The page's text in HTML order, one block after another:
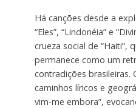
Há canções desde a
“Eles”, “Lindonéia” e
crueza social de “Haiti”,
permanece como um
contradições brasileiras.
caminhos líricos e
vim-me embora”,